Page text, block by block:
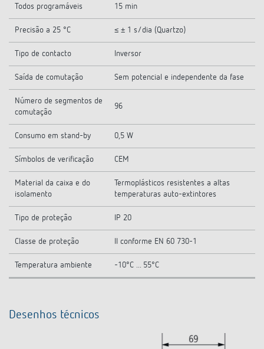
Todos programáveis 15 min
Precisão a 25 °C ≤ ± 1 s/dia (Quartzo)
Tipo de contacto Inversor
Saída de comutação Sem potencial e independente da fase
Número de segmentos de
comutação
96
Consumo em stand-by 0,5 W
Símbolos de verificação CEM
Material da caixa e do
isolamento
Termoplásticos resistentes a altas
temperaturas auto-extintores
Tipo de proteção IP 20
Classe de proteção II conforme EN 60 730-1
Temperatura ambiente -10°C ... 55°C
Desenhos técnicos